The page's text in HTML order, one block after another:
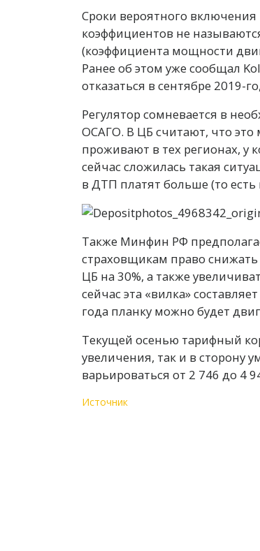
Сроки вероятного
коэффициентов не
(коэффициента мощности
Ранее об этом уже сообщал
отказаться в сентябре 2019-
Регулятор сомневается в
ОСАГО. В ЦБ считают, что это
проживают в тех регионах, у
сейчас сложилась такая
в ДТП платят больше (то
Также Минфин РФ
страховщикам право
ЦБ на 30%, а также
сейчас эта «вилка»
года планку можно будет
Текущей осенью тарифный
увеличения, так и в сторону
варьироваться от 2 746 до 4
Источник